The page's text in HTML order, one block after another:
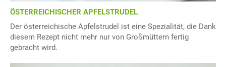
ÖSTERREICHISCHER APFELSTRUDEL
Der österreichische Apfelstrudel ist eine Spezialität, die Dank
diesem Rezept nicht mehr nur von Großmüttern fertig
gebracht wird.